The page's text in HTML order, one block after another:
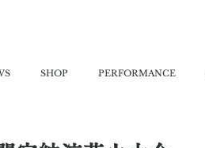
SHOP PERFORMANCE